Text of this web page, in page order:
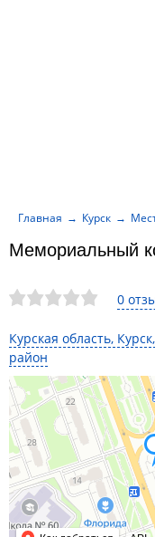
0
Курская область,
район
Мемориальный
Главная Курск